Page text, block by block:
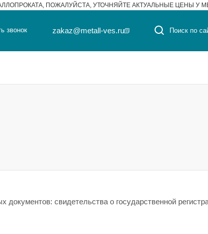
ПОЖАЛУЙСТА, УТОЧНЯЙТЕ АКТУАЛЬНЫЕ ЦЕНЫ У
звонок zakaz@metall-ves.ru Поиск по
свидетельства о государственной